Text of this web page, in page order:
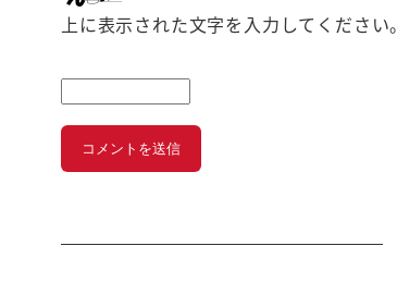
上に表示された文字を入力してください。